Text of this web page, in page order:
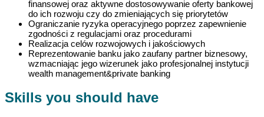
finansowej oraz aktywne dostosowywanie oferty bankowej
do ich rozwoju czy do zmieniających się priorytetów
Ograniczanie ryzyka operacyjnego poprzez zapewnienie
zgodności z regulacjami oraz procedurami
Realizacja celów rozwojowych i jakościowych
Reprezentowanie banku jako zaufany partner biznesowy,
wzmacniając jego wizerunek jako profesjonalnej instytucji
wealth management&private banking
Skills you should have